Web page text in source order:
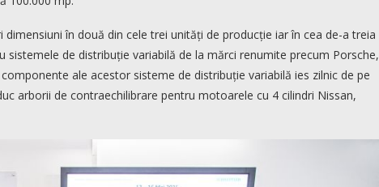
în două din cele trei unități de producție iar în cea de-a treia
sistemele de distribuție variabilă de la mărci renumite precum Porsche,
ale acestor sisteme de distribuție variabilă ies zilnic de pe
arborii de contraechilibrare pentru motoarele cu 4 cilindri Nissan,